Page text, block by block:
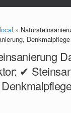
local »
✔